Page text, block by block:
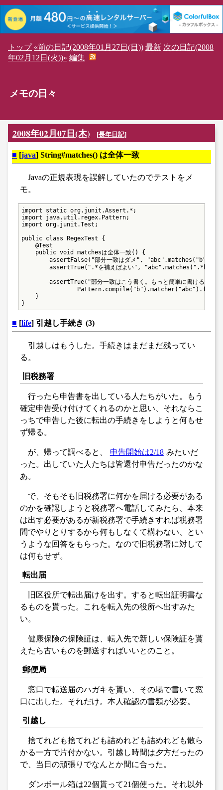
トップ «前の日記(2008年01月27日(日)) 最新 次の日記(2008
年02月12日(火))» 編集
メモの日々
2008年02月07日(木) [長年日記]
■ [java] String#matches() は全体一致
Javaの正規表現を誤解していたのでテストをメ
モ。
import static org.junit.Assert.*;
import java.util.regex.Pattern;
import org.junit.Test;
public class RegexTest {
    @Test
    public void matchesは全体一致() {
        assertFalse("部分一致はダメ", "abc".matches("b"));
assertTrue(".*を補えばよい",
assertTrue("部分一致はこう書く。もっと簡単に書けるのか
    }
}
■ [life] 引越し手続き (3)
引越しはもうした。手続きはまだまだ残ってい
る。
旧税務署
行ったら申告書を出している人たちがいた。もう
確定申告受け付けてくれるのかと思い、それならこ
っちで申告した後に転出の手続きをしようと何もせ
ず帰る。
が、帰って調べると、 申告開始は2/18 みたいだ
った。出していた人たちは皆還付申告だったのかな
あ。
で、そもそも旧税務署に何かを届ける必要がある
のかを確認しようと税務署へ電話してみたら、本来
は出す必要があるが新税務署で手続きすれば税務署
間でやりとりするから何もしなくて構わない、とい
うような回答をもらった。なので旧税務署に対して
は何もせず。
転出届
旧区役所で転出届けを出す。すると転出証明書な
るものを貰った。これを転入先の役所へ出すみた
い。
健康保険の保険証は、転入先で新しい保険証を貰
えたら古いものを郵送すればいいとのこと。
郵便局
窓口で転送届のハガキを貰い、その場で書いて窓
口に出した。それだけ。本人確認の書類が必要。
引越し
捨てれども捨てれども詰めれども詰めれども散ら
かる一方で片付かない。引越し時間は夕方だったの
で、当日の頑張りでなんとか間に合った。
ダンボール箱は22個貰って21個使った。それ以外